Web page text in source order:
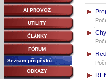
AI PROVOZ
UTILITY
ČLÁNKY
FÓRUM
Seznam příspěvků
ODKAZY